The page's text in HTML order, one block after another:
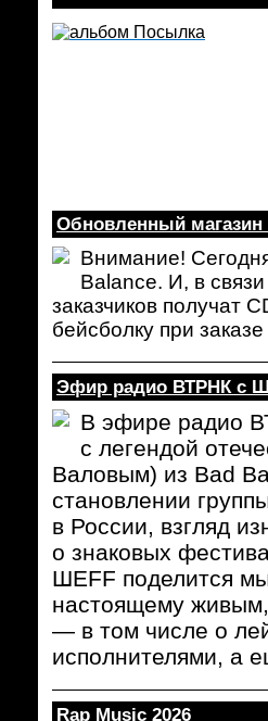
Обновленный магазин
Внимание!
Balance. И, в
заказчиков получат
бейсболку при
Эфир радио ВТРНК с
В эфире радио
с легендой
Валовым) из Bad
становлении
в России, взгляд
о знаковых
ШЕFF поделится
настоящему живым,
— в том числе о
исполнителями, а
Rap Music 2026